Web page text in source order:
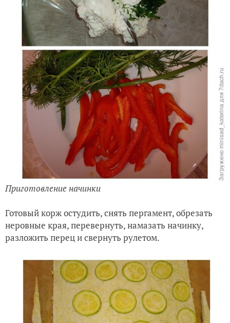
Приготовление начинки
Готовый корж остудить, снять пергамент, обрезать
неровные края, перевернуть, намазать начинку,
разложить перец и свернуть рулетом.